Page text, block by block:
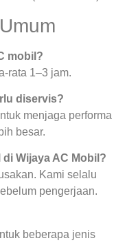
mobil?
rata 1–3 jam.
diservis?
menjaga performa
besar.
Wijaya AC Mobil?
Kami selalu
pengerjaan.
beberapa jenis